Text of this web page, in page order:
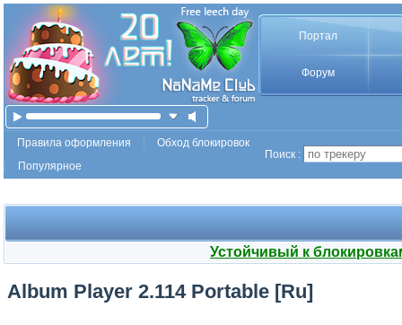
Портал
Форум
Правила оформления
Обход блокировок
Популярное
Поиск :
Устойчивый к
Album Player 2.114 Portable [Ru]